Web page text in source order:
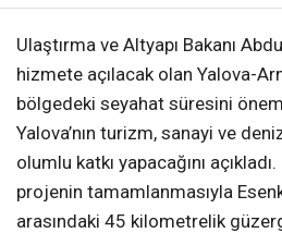
Ulaştırma ve Altyapı Bakanı
hizmete açılacak olan Yalova-
bölgedeki seyahat süresini
Yalova’nın turizm, sanayi ve
olumlu katkı yapacağını
projenin tamamlanmasıyla
arasındaki 45 kilometrelik